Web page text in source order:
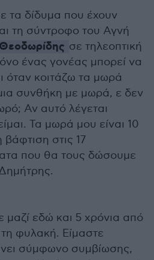
τα δίδυμα που έχουν
τη σύντροφο του Αγνή
σε τηλεοπτική
ένας γονέας μπορεί να
όταν κοιτάζω τα μωρά
συνθήκη με μωρά, ε δεν
Αν αυτό λέγεται
Τα μωρά μου είναι 10
στις 17
που θα τους δώσουμε
μαζί εδώ και 5 χρόνια από
φυλακή. Είμαστε
σύμφωνο συμβίωσης,